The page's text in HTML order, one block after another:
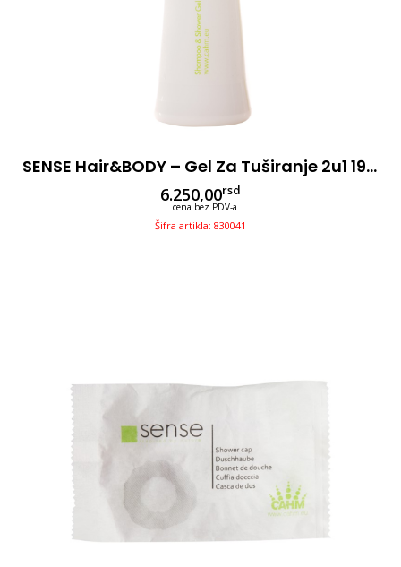
SENSE Hair&BODY – Gel Za Tuširanje 2u1 195kom
6.250,00rsd
cena bez PDV-a
Šifra artikla: 830041